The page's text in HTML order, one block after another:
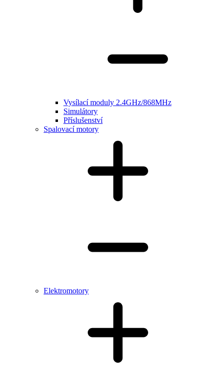
Vysílací moduly 2.4GHz/868MHz
Simulátory
Příslušenství
Spalovací motory
Elektromotory